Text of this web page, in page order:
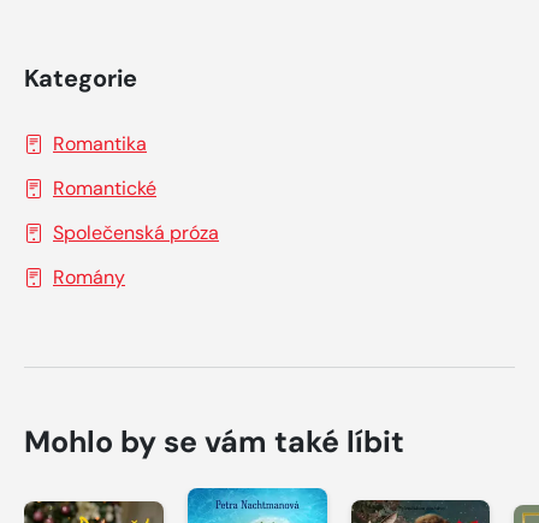
Kategorie
Romantika
Romantické
Společenská próza
Romány
Mohlo by se vám také líbit